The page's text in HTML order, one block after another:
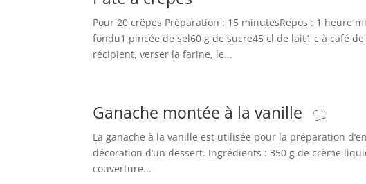
Pour 20 crêpes Préparation : 15 minutesRepos : 1 heure
fondu1 pincée de sel60 g de sucre45 cl de lait1 c à café
récipient, verser la farine, le...
Ganache montée à la vanille
La ganache à la vanille est utilisée pour la préparation
décoration d’un dessert. Ingrédients : 350 g de crème
couverture...